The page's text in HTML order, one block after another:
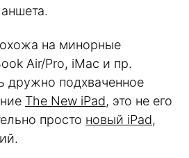
на минорные
Air/Pro, iMac и пр.
дружно подхваченное
The New iPad, это не его
просто новый iPad,